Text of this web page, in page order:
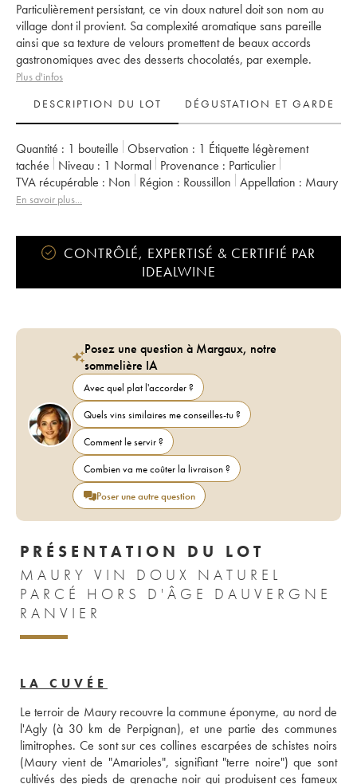
Particulièrement persistant, ce vin doux naturel doit son nom au
village dont il provient. Sa complexité aromatique sans pareille
ainsi que sa texture de velours promettent de beaux accords
gastronomiques avec des desserts chocolatés, par exemple.
Plus d'infos
DESCRIPTION DU LOT
DÉGUSTATION ET GARDE
Quantité : 1 bouteille Observation : 1 Étiquette légèrement
tachée
Niveau : 1 Normal Provenance : particulier
TVA récupérable :
non Région : Roussillon Appellation : Maury
En savoir plus...
CONTRÔLÉ, EXPERTISÉ & CERTIFIÉ PAR
IDEALWINE
Posez une question à Margaux, notre
sommelière IA
Avec quel plat l'accorder ?
Quels vins similaires me conseilles-tu ?
Comment le servir ?
Combien va me coûter la livraison ?
Poser une autre question
PRÉSENTATION DU LOT
MAURY VIN DOUX NATUREL
PARCÉ HORS D'ÂGE DAUVERGNE
RANVIER
LA CUVÉE
Le terroir de Maury recouvre la commune éponyme, au nord de
l'Agly (à 30 km de Perpignan), et une partie des communes
limitrophes. Ce sont sur ces collines escarpées de schistes noirs
(Maury vient de "Amarioles", signifiant "terre noire") que sont
cultivés des pieds de grenache noir qui produisent ces fameux